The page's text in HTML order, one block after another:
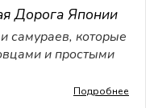
Дорога Японии
самураев, которые
и простыми
Подробнее